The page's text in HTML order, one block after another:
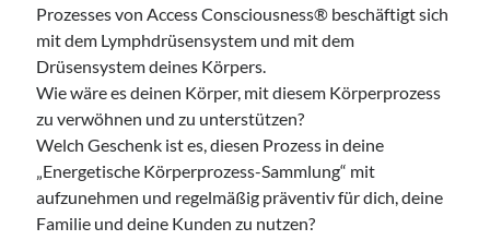
Mehr Infos
Samstag, 08 August 2026
Access Foundation ® mit Anja Ziener -
Dickert
,Kerstin Biß – Räume für mehr… | Ganzheitliche Wegbegleitung &
Coaching, Oedenberger Str. 65/Eingang B, 90491 Nürnberg,
Prozesses von Access Consciousness® beschäftigt sich
mit dem Lymphdrüsensystem und mit dem
Drüsensystem deines Körpers.
Wie wäre es deinen Körper, mit diesem Körperprozess
zu verwöhnen und zu unterstützen?
Welch Geschenk ist es, diesen Prozess in deine
„Energetische Körperprozess-Sammlung“ mit
aufzunehmen und regelmäßig präventiv für dich, deine
Familie und deine Kunden zu nutzen?